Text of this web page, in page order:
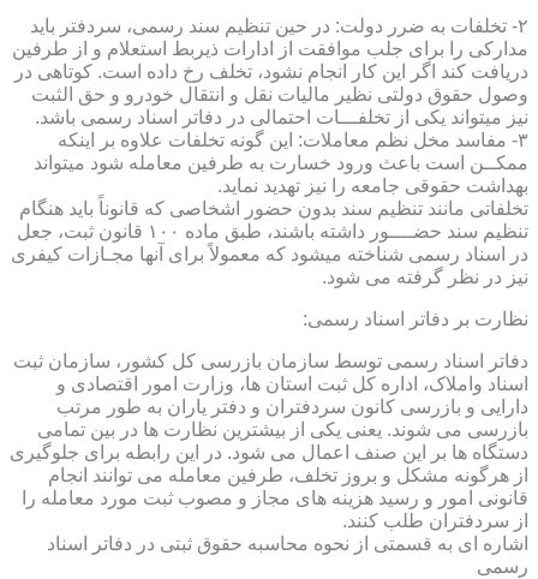
۲- تخلفات به ضرر دولت: در حین تنظیم سند رسمی، سردفتر باید
مدارکی را برای جلب موافقت از ادارات ذیربط استعلام و از طرفین
دریافت کند اگر این کار انجام نشود، تخلف رخ داده است. کوتاهی در
وصول حقوق دولتی نظیر مالیات نقل و انتقال خودرو و حق الثبت
نیز میتواند یکی از تخلفـــات احتمالی در دفاتر اسناد رسمی باشد.
۳- مفاسد مخل نظم معاملات: این گونه تخلفات علاوه بر اینکه
ممکــن است باعث ورود خسارت به طرفین معامله شود میتواند
بهداشت حقوقی جامعه را نیز تهدید نماید.
تخلفاتی مانند تنظیم سند بدون حضور اشخاصی که قانوناً باید هنگام
تنظیم سند حضــــور داشته باشند، طبق ماده ۱۰۰ قانون ثبت، جعل
در اسناد رسمی شناخته میشود که معمولاً برای آنها مجـازات کیفری
نیز در نظر گرفته می شود.
نظارت بر دفاتر اسناد رسمی:
دفاتر اسناد رسمی توسط سازمان بازرسی کل کشور، سازمان ثبت
اسناد واملاک، اداره کل ثبت استان ها، وزارت امور اقتصادی و
دارایی و بازرسی کانون سردفتران و دفتر یاران به طور مرتب
بازرسی می شوند. یعنی یکی از بیشترین نظارت ها در بین تمامی
دستگاه ها بر این صنف اعمال می شود. در این رابطه برای جلوگیری
از هرگونه مشکل و بروز تخلف، طرفین معامله می توانند انجام
قانونی امور و رسید هزینه های مجاز و مصوب ثبت مورد معامله را
از سردفتران طلب کنند.
اشاره ای به قسمتی از نحوه محاسبه حقوق ثبتی در دفاتر اسناد
رسمی